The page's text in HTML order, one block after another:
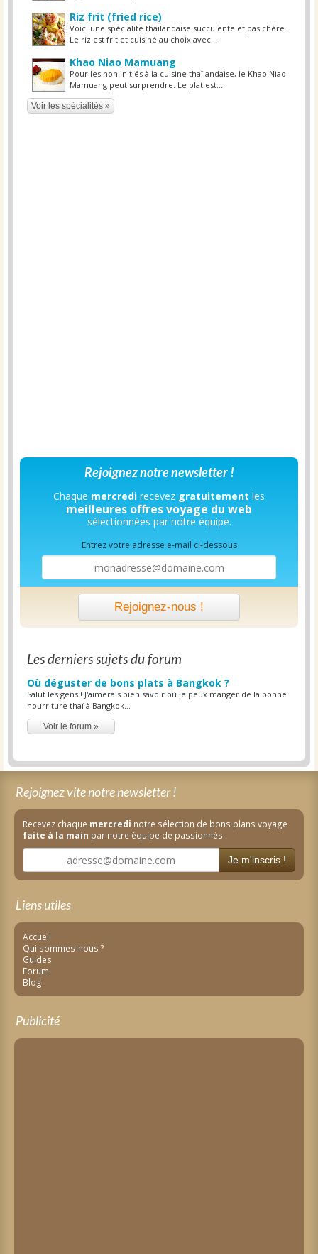
Riz frit (fried rice)
Voici une spécialité thaïlandaise succulente et pas chère.
Le riz est frit et cuisiné au choix avec...
Khao Niao Mamuang
Pour les non initiés à la cuisine thaïlandaise, le Khao Niao
Mamuang peut surprendre. Le plat est...
Voir les spécialités »
Rejoignez notre newsletter !
Chaque mercredi recevez gratuitement les
meilleures offres voyage du web
sélectionnées par notre équipe.
Entrez votre adresse e-mail ci-dessous
Rejoignez-nous !
Les derniers sujets du forum
Où déguster de bons plats à Bangkok ?
Salut les gens ! J'aimerais bien savoir où je peux manger de la bonne
nourriture thaï à Bangkok...
Voir le forum »
Rejoignez vite notre newsletter !
Recevez chaque mercredi notre sélection de bons plans voyage
faite à la main par notre équipe de passionnés.
Je m'inscris !
Liens utiles
Accueil
Qui sommes-nous ?
Guides
Forum
Blog
Publicité